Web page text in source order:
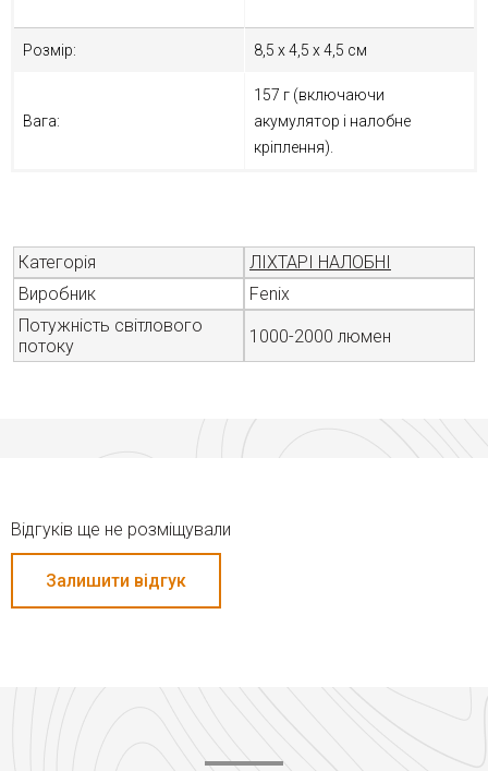
Розмір: 8,5 х 4,5 х 4,5 см
Вага:
157 г (включаючи
акумулятор і налобне
кріплення).
Категорія
ЛІХТАРІ НАЛОБНІ
Виробник
Fenix
Потужність світлового
потоку
1000-2000 люмен
Відгуків ще не розміщували
Залишити відгук